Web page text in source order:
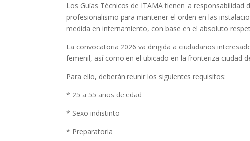
Los Guías Técnicos de ITAMA tienen la responsabilidad
profesionalismo para mantener el orden en las
medida en internamiento, con base en el absoluto
La convocatoria 2026 va dirigida a ciudadanos
femenil, así como en el ubicado en la fronteriza ciudad
Para ello, deberán reunir los siguientes requisitos:
* 25 a 55 años de edad
* Sexo indistinto
* Preparatoria